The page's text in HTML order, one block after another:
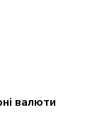
валюти